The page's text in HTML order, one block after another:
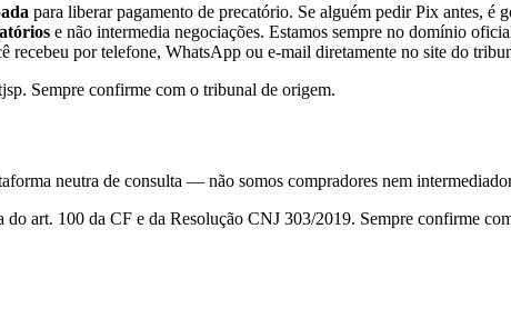
para liberar pagamento de precatório. Se alguém pedir Pix antes, é
e não intermedia negociações. Estamos sempre no domínio
recebeu por telefone, WhatsApp ou e-mail diretamente no site do
. Sempre confirme com o tribunal de origem.
neutra de consulta — não somos compradores nem
art. 100 da CF e da Resolução CNJ 303/2019. Sempre confirme